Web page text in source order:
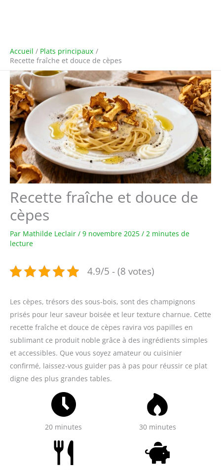
Accueil
Plats principaux
Recette fraîche et douce de cèpes
Recette fraîche et douce de
cèpes
Par Mathilde Leclair / 9 novembre 2025 / 2 minutes de
lecture
4.9/5 - (8 votes)
Les cèpes, trésors des sous-bois, sont des champignons
prisés pour leur saveur boisée et leur texture charnue. Cette
recette fraîche et douce de cèpes ravira vos papilles en
sublimant ce produit noble grâce à des ingrédients simples
et accessibles. Que vous soyez amateur ou cuisinier
confirmé, laissez-vous guider pas à pas pour réussir ce plat
digne des plus grandes tables.
20 minutes 30 minutes